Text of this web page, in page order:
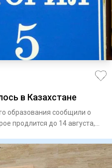
в Казахстане
образования сообщили о
продлится до 14 августа,